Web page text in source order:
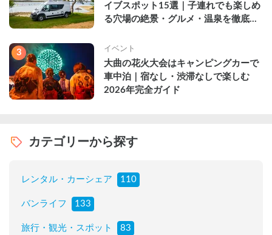
イブスポット15選｜子連れでも楽しめ
る穴場の絶景・グルメ・温泉を徹底解
3 イベント
大曲の花火大会はキャンピングカーで
車中泊｜宿なし・渋滞なしで楽しむ
2026年完全ガイド
カテゴリーから探す
レンタル・カーシェア 110
バンライフ 133
旅行・観光・スポット 83